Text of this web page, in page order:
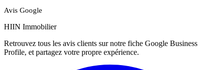
Avis Google
HIIN Immobilier
Retrouvez tous les avis clients sur notre fiche Google Business
Profile, et partagez votre propre expérience.